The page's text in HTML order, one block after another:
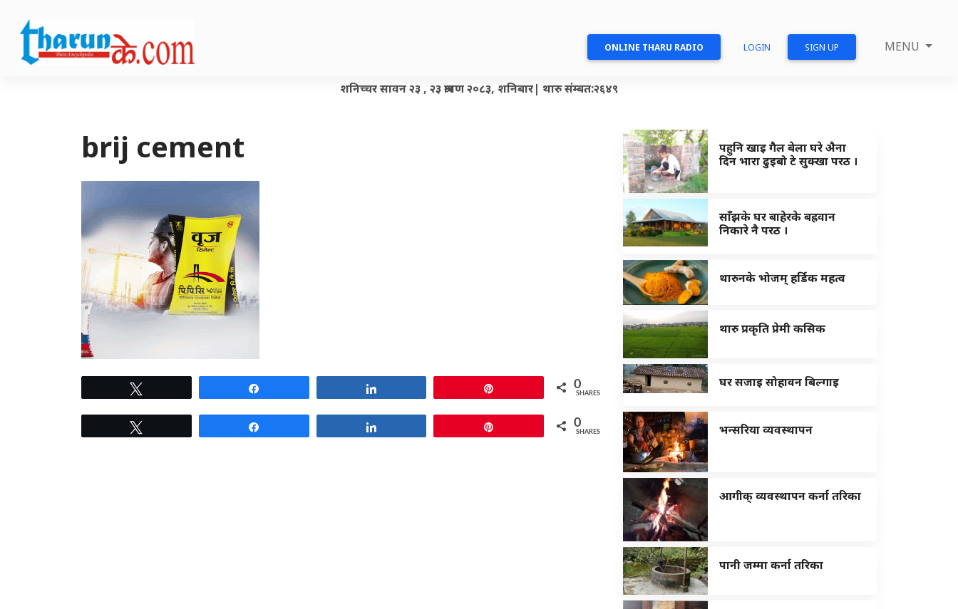
ONLINE THARU RADIO LOGIN SIGN UP MENU
शनिच्चर सावन २३ , २३ श्रावण २०८३, शनिबार| थारु संम्बत:२६४९
brij cement
0
SHARES
0
SHARES
पहुनि खाइ गैल बेला घरे अ‍ैना
दिन भारा ढुइबो टे सुक्खा परठ ।
साँझके घर बाहेरके बह्रवान
निकारे नै परठ ।
थारुनके भोजम् हर्डिक महत्व
थारु प्रकृति प्रेमी कसिक
घर सजाइ सोहावन बिल्गाइ
भन्सरिया व्यवस्थापन
आगीक् व्यवस्थापन कर्ना तरिका
पानी जम्मा कर्ना तरिका